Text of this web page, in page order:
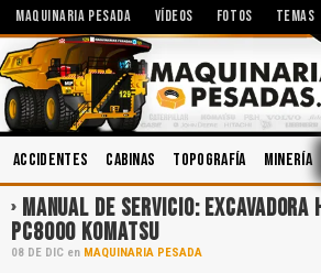
MAQUINARIA PESADA VÍDEOS FOTOS TEMAS
Accidentes Cabinas Topografía Minería
MANUAL DE SERVICIO: EXCAVADORA
PC8000 KOMATSU
08 DE DIC en MAQUINARIA PESADA